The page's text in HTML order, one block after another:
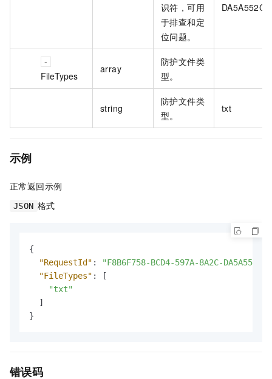
识符，可用
于排查和定
位问题。
FileTypes
array
防护文件类
型。
string
防护文件类
型。
txt
示例
正常返回示例
JSON 格式
{
"RequestId" :
"F8B6F758-BCD4-597A-8A2C-
"FileTypes" :
[
"txt"
]
}
错误码